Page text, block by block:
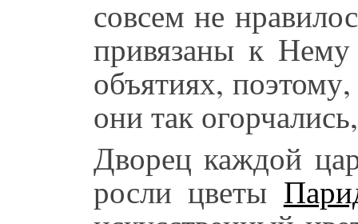
совсем не
привязаны к
объятиях, поэтому,
они так
Дворец каждой
росли цветы